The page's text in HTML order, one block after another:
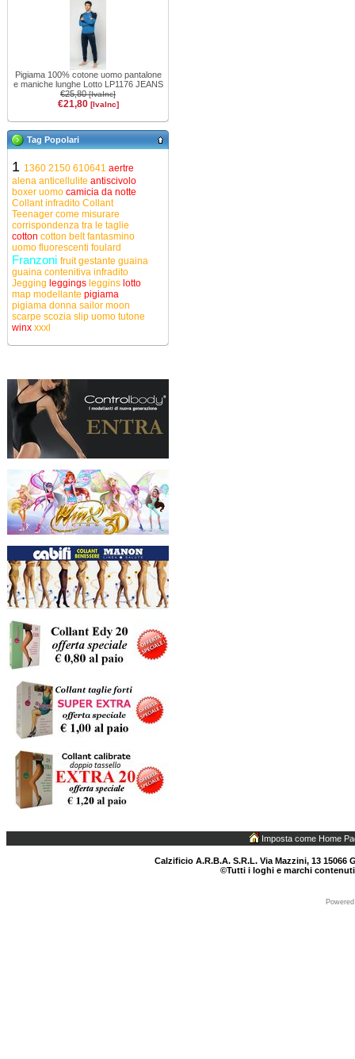
Pigiama 100% cotone uomo pantalone
e maniche lunghe Lotto LP1176 JEANS
€25,80[IvaInc]
€21,80 [IvaInc]
Tag Popolari
1 1360 2150 610641 aertre
alena anticellulite antiscivolo
boxer uomo camicia da notte
Collant infradito Collant
Teenager come misurare
corrispondenza tra le taglie
cotton cotton beltfantasmino
uomo fluorescenti foulard
Franzoni fruitgestante guaina
guaina contenitiva infradito
Jegging leggings leggins lotto
map modellante pigiama
pigiama donna sailor moon
scarpe scozia slip uomo tutone
winx xxxl
Imposta come Home
Calzificio A.R.B.A. S.R.L. Via Mazzini, 13 15066
©Tutti i loghi e marchi